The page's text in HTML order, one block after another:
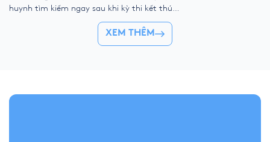
huynh tìm kiếm ngay sau khi kỳ thi kết thúc.
Để giúp thí sinh nhanh chóng đối chiếu kết
quả và đánh giá bài làm của mình, YOLA cập
nhật đề thi chính thức, đáp án tham […]
XEM THÊM